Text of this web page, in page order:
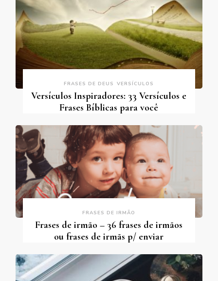
FRASES DE DEUS VERSÍCULOS
Versículos Inspiradores: 33 Versículos e
Frases Bíblicas para você
FRASES DE IRMÃO
Frases de irmão – 36 frases de irmãos
ou frases de irmãs p/ enviar